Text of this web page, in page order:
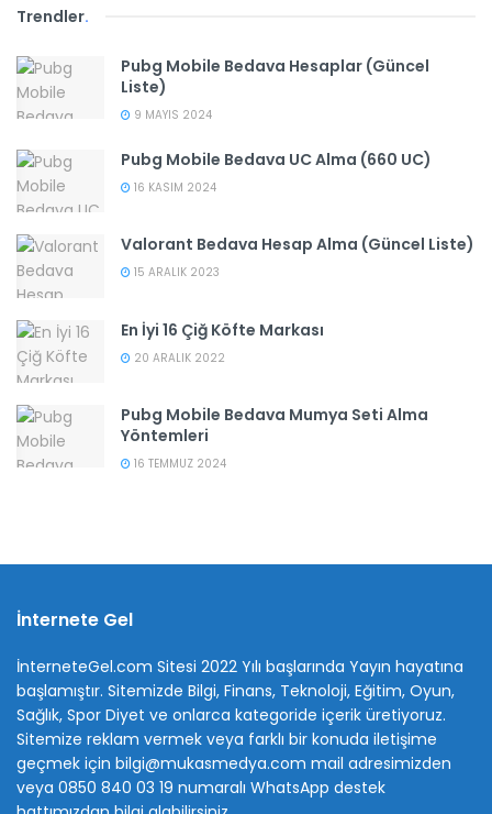
Trendler.
Pubg Mobile Bedava Hesaplar (Güncel
Liste)
9 MAYIS 2024
Pubg Mobile Bedava UC Alma (660 UC)
16 KASIM 2024
Valorant Bedava Hesap Alma (Güncel Liste)
15 ARALIK 2023
En İyi 16 Çiğ Köfte Markası
20 ARALIK 2022
Pubg Mobile Bedava Mumya Seti Alma
Yöntemleri
16 TEMMUZ 2024
İnternete Gel
İnterneteGel.com Sitesi 2022 Yılı başlarında Yayın hayatına
başlamıştır. Sitemizde Bilgi, Finans, Teknoloji, Eğitim, Oyun,
Sağlık, Spor Diyet ve onlarca kategoride içerik üretiyoruz.
Sitemize reklam vermek veya farklı bir konuda iletişime
geçmek için bilgi@mukasmedya.com mail adresimizden
veya 0850 840 03 19 numaralı WhatsApp destek